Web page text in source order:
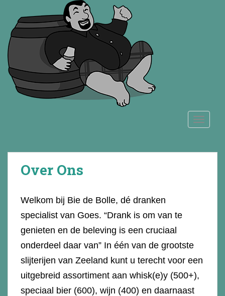
Over Ons
Welkom bij Bie de Bolle, dé dranken
specialist van Goes. “Drank is om van te
genieten en de beleving is een cruciaal
onderdeel daar van” In één van de grootste
slijterijen van Zeeland kunt u terecht voor een
uitgebreid assortiment aan whisk(e)y (500+),
speciaal bier (600), wijn (400) en daarnaast